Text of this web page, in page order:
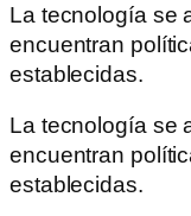
La tecnología se
encuentran
establecidas.
La tecnología se
encuentran
establecidas.